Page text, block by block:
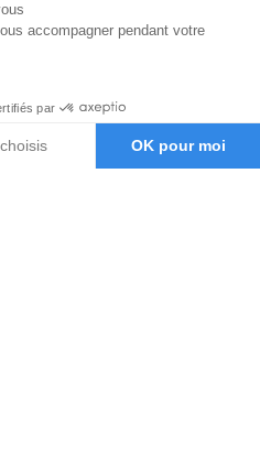
accompagner pendant votre
par
OK pour moi